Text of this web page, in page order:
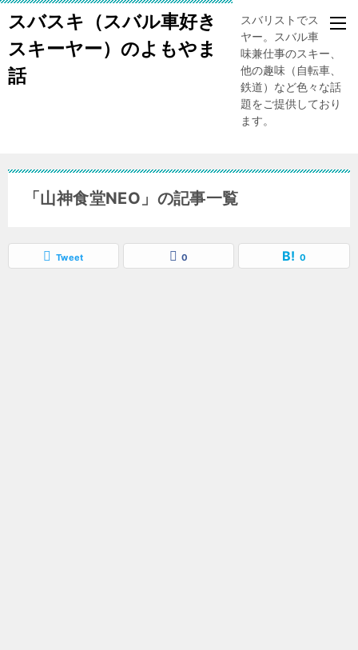
スバスキ（スバル車好き
スキーヤー）のよもやま
話
スバリストでスキー
ヤー。スバル車、趣
味兼仕事のスキー、
他の趣味（自転車、
鉄道）など色々な話
題をご提供しており
ます。
「山神食堂NEO」の記事一覧
Tweet 0 0